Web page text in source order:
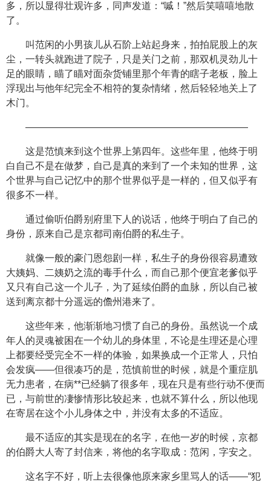
多，所以显得壮观许多，同声发道：“嘁！”然后笑嘻嘻地散
了。
叫范闲的小男孩儿从石阶上站起身来，拍拍屁股上的灰
尘，一转头就跑进了院子，只是关门之前，那双机灵劲儿十
足的眼睛，瞄了瞄对面杂货铺里那个年青的瞎子老板，脸上
浮现出与他年纪完全不相符的复杂情绪，然后轻轻地关上了
木门。
———————————————————————
这是范慎来到这个世界上第四年。这些年里，他终于明
白自己不是在做梦，自己是真的来到了一个未知的世界，这
个世界与自己记忆中的那个世界似乎是一样的，但又似乎有
很多不一样。
通过偷听伯爵别府里下人的说话，他终于明白了自己的
身份，原来自己是京都司南伯爵的私生子。
就像一般的豪门恩怨剧一样，私生子的身份很容易遭致
大姨妈、二姨奶之流的毒手什么，而自己那个便宜老爹似乎
又只有自己这一个儿子，为了延续伯爵的血脉，所以自己被
送到离京都十分遥远的儋州港来了。
这些年来，他渐渐地习惯了自己的身份。虽然说一个成
年人的灵魂被困在一个幼儿的身体里，不论是生理还是心理
上都要经受完全不一样的体验，如果换成一个正常人，只怕
会发疯——但很凑巧的是，范慎前世的时候，就是个重症肌
无力患者，在病**已经躺了很多年，现在只是有些行动不便而
已，与前世的凄惨情形比较起来，也就不算什么，所以他现
在寄居在这个小儿身体之中，并没有太多的不适应。
最不适应的其实是现在的名字，在他一岁的时候，京都
的伯爵大人寄了封信来，将他的名字取成：范闲，字安之。
这名字不好，听上去很像他原来家乡里骂人的话——“犯